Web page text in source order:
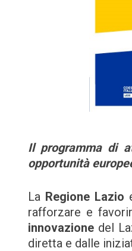
Il programma di
opportunità
La Regione Lazio
rafforzare e
innovazione del
diretta e dalle